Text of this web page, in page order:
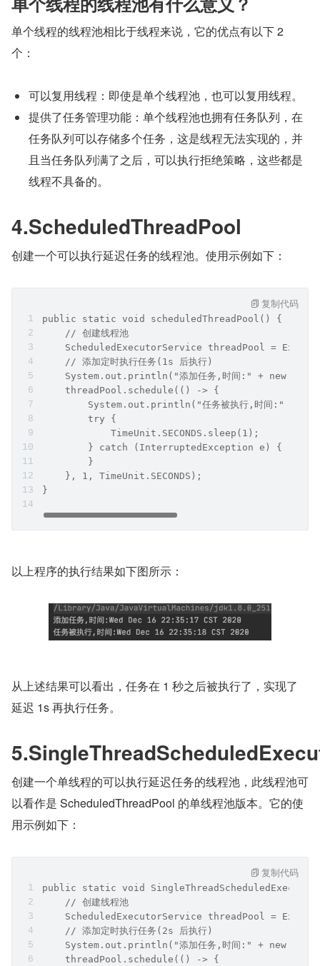
单个线程的线程池相比于线程来说，它的优点有以下 2
个：
可以复用线程：即使是单个线程池，也可以复用线程。
提供了任务管理功能：单个线程池也拥有任务队列，在
任务队列可以存储多个任务，这是线程无法实现的，并
且当任务队列满了之后，可以执行拒绝策略，这些都是
线程不具备的。
4.ScheduledThreadPool
创建一个可以执行延迟任务的线程池。使用示例如下：
public static void scheduledThreadPool() {
    // 创建线程池
ScheduledExecutorService threadPool =
    // 添加定时执行任务(1s 后执行)
System.out.println("添加任务,时间:" + new
    threadPool.schedule(() -> {
System.out.println("任务被执行,时间:" +
        try {
            TimeUnit.SECONDS.sleep(1);
        } catch (InterruptedException e) {
        }
    }, 1, TimeUnit.SECONDS);
}
复制代码
以上程序的执行结果如下图所示：
从上述结果可以看出，任务在 1 秒之后被执行了，实现了
延迟 1s 再执行任务。
创建一个单线程的可以执行延迟任务的线程池，此线程池可
以看作是 ScheduledThreadPool 的单线程池版本。它的使
用示例如下：
public static void
    // 创建线程池
ScheduledExecutorService threadPool =
    // 添加定时执行任务(2s 后执行)
System.out.println("添加任务,时间:" + new
    threadPool.schedule(() -> {
复制代码